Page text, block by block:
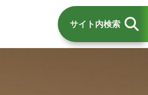
サイト内検索